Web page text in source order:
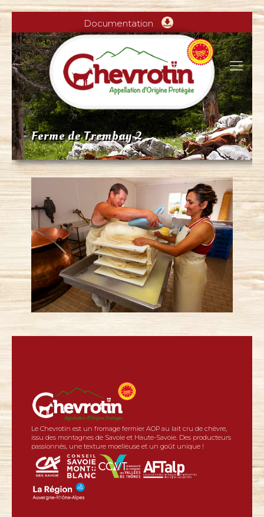
Documentation
Ferme de Trembay 2
Le Chevrotin est un fromage fermier AOP au lait cru de chèvre,
issu des montagnes de Savoie et Haute-Savoie. Des producteurs
passionnés, une texture moelleuse et un goût unique !